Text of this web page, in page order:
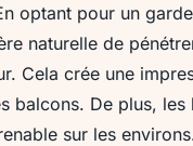
optant pour un
naturelle de
Cela crée une
balcons. De plus,
sur les